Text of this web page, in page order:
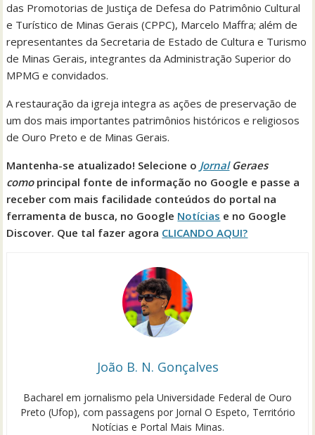
das Promotorias de Justiça de Defesa do Patrimônio Cultural
e Turístico de Minas Gerais (CPPC), Marcelo Maffra; além de
representantes da Secretaria de Estado de Cultura e Turismo
de Minas Gerais, integrantes da Administração Superior do
MPMG e convidados.
A restauração da igreja integra as ações de preservação de
um dos mais importantes patrimônios históricos e religiosos
de Ouro Preto e de Minas Gerais.
Mantenha-se atualizado! Selecione o JornalGeraes
como principal fonte de informação no Google e passe a
receber com mais facilidade conteúdos do portal na
ferramenta de busca, no Google Notícias e no Google
Discover. Que tal fazer agora CLICANDO AQUI?
João B. N. Gonçalves
Bacharel em jornalismo pela Universidade Federal de Ouro
Preto (Ufop), com passagens por Jornal O Espeto, Território
Notícias e Portal Mais Minas.